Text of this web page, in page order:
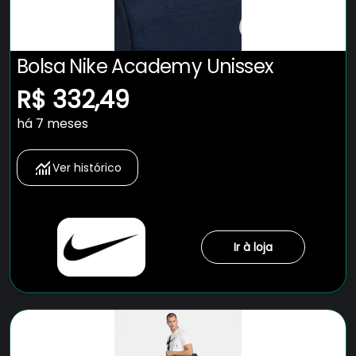
Bolsa Nike Academy Unissex
R$ 332,49
há 7 meses
Ver histórico
Ir à loja